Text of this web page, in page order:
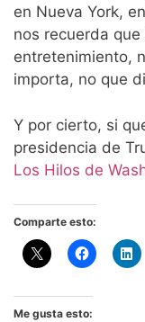
en Nueva York,
nos recuerda
entretenimiento,
importa, no que
Y por cierto, si
presidencia de
Los Hilos de
Comparte esto:
Me gusta esto: